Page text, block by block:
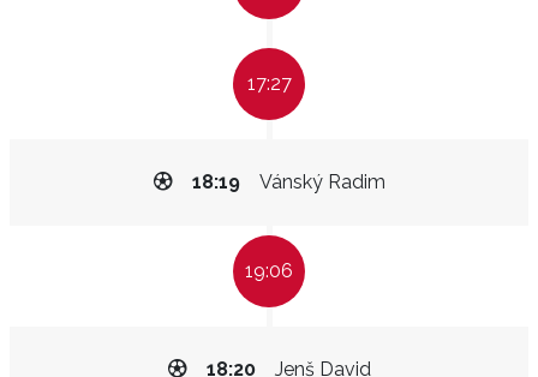
17:27
Vánský Radim
18:19
19:06
Jenš David
18:20